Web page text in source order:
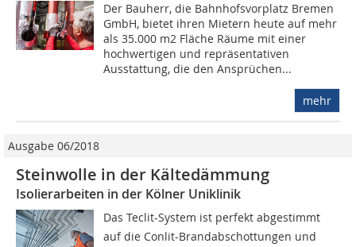
Der Bauherr, die Bahnhofsvorplatz Bremen
GmbH, bietet ihren Mietern heute auf mehr
als 35.000 m2 Fläche Räume mit einer
hochwertigen und repräsentativen
Ausstattung, die den Ansprüchen...
mehr
Ausgabe 06/2018
Steinwolle in der Kältedämmung
Isolierarbeiten in der Kölner Uniklinik
Das Teclit-System ist perfekt abgestimmt
auf die Conlit-Brandabschottungen und